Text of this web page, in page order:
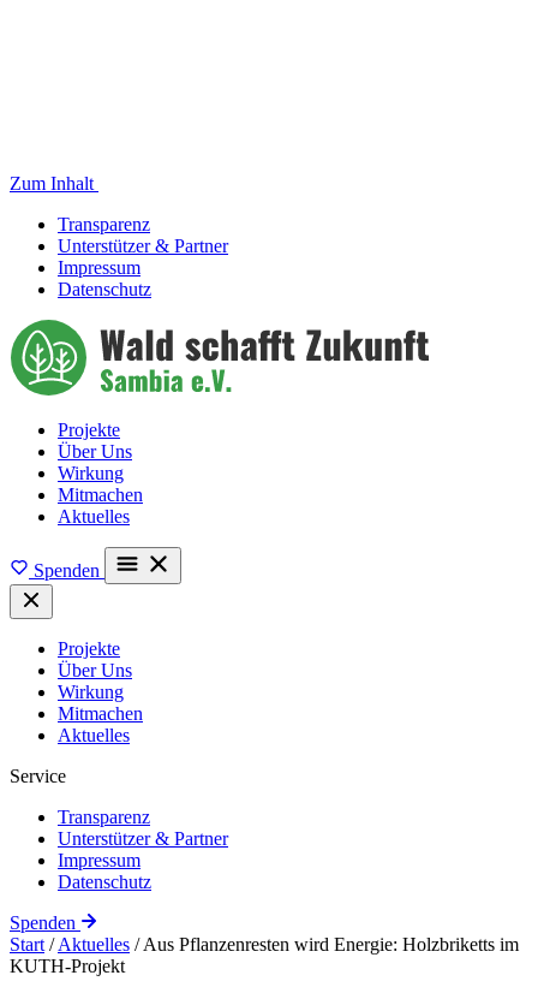
Zum Inhalt
Transparenz
Unterstützer & Partner
Impressum
Datenschutz
Projekte
Über Uns
Wirkung
Mitmachen
Aktuelles
Spenden
Projekte
Über Uns
Wirkung
Mitmachen
Aktuelles
Service
Transparenz
Unterstützer & Partner
Impressum
Datenschutz
Spenden
Start / Aktuelles / Aus Pflanzenresten wird Energie: Holzbriketts im
KUTH-Projekt